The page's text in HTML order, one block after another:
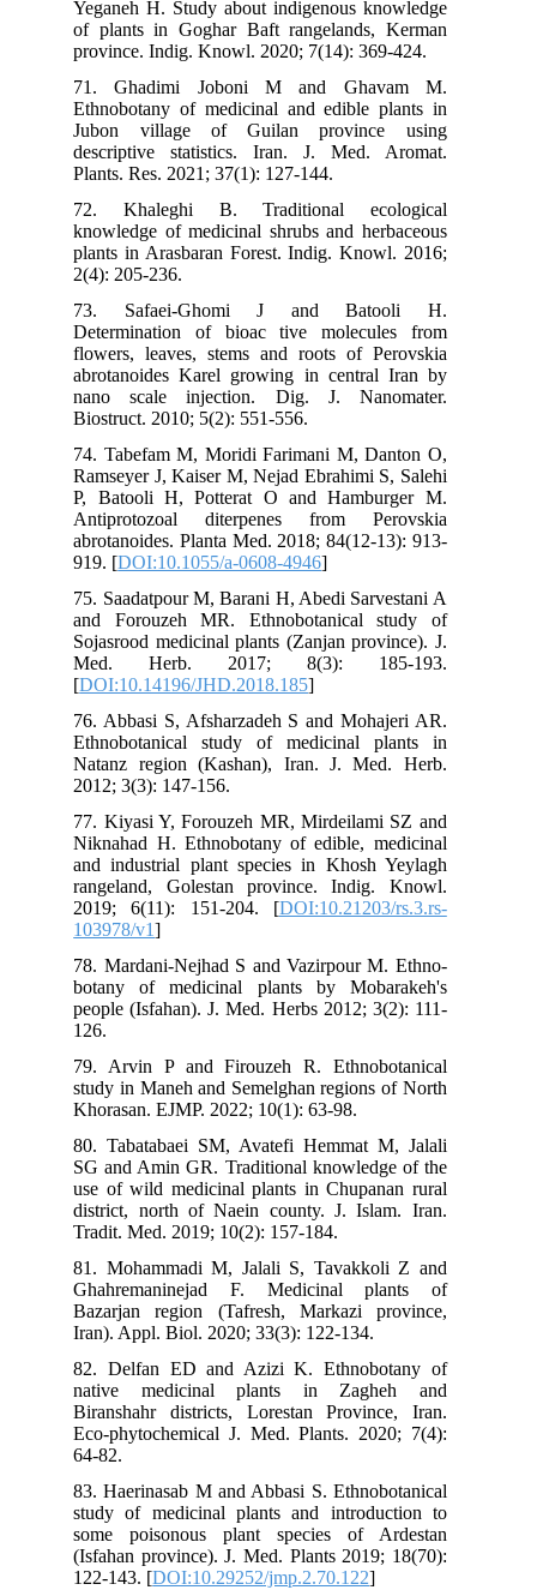
Yeganeh H. Study about indigenous knowledge
of plants in Goghar Baft rangelands, Kerman
province. Indig. Knowl. 2020; 7(14): 369-424.
71. Ghadimi Joboni M and Ghavam M.
Ethnobotany of medicinal and edible plants in
Jubon village of Guilan province using
descriptive statistics. Iran. J. Med. Aromat.
Plants. Res. 2021; 37(1): 127-144.
72. Khaleghi B. Traditional ecological
knowledge of medicinal shrubs and herbaceous
plants in Arasbaran Forest. Indig. Knowl. 2016;
2(4): 205-236.
73. Safaei-Ghomi J and Batooli H.
Determination of bioac tive molecules from
flowers, leaves, stems and roots of Perovskia
abrotanoides Karel growing in central Iran by
nano scale injection. Dig. J. Nanomater.
Biostruct. 2010; 5(2): 551-556.
74. Tabefam M, Moridi Farimani M, Danton O,
Ramseyer J, Kaiser M, Nejad Ebrahimi S, Salehi
P, Batooli H, Potterat O and Hamburger M.
Antiprotozoal diterpenes from Perovskia
abrotanoides. Planta Med. 2018; 84(12-13): 913-
919. [DOI:10.1055/a-0608-4946
75. Saadatpour M, Barani H, Abedi Sarvestani A
and Forouzeh MR. Ethnobotanical study of
Sojasrood medicinal plants (Zanjan province). J.
Med. Herb. 2017; 8(3): 185-193.
[DOI:10.14196/JHD.2018.185
76. Abbasi S, Afsharzadeh S and Mohajeri AR.
Ethnobotanical study of medicinal plants in
Natanz region (Kashan), Iran. J. Med. Herb.
2012; 3(3): 147-156.
77. Kiyasi Y, Forouzeh MR, Mirdeilami SZ and
Niknahad H. Ethnobotany of edible, medicinal
and industrial plant species in Khosh Yeylagh
rangeland, Golestan province. Indig. Knowl.
2019; 6(11): 151-204. [DOI:10.21203/rs.3.rs-
103978/v1
78. Mardani-Nejhad S and Vazirpour M. Ethno-
botany of medicinal plants by Mobarakeh's
people (Isfahan). J. Med. Herbs 2012; 3(2): 111-
126.
79. Arvin P and Firouzeh R. Ethnobotanical
study in Maneh and Semelghan regions of North
Khorasan. EJMP. 2022; 10(1): 63-98.
80. Tabatabaei SM, Avatefi Hemmat M, Jalali
SG and Amin GR. Traditional knowledge of the
use of wild medicinal plants in Chupanan rural
district, north of Naein county. J. Islam. Iran.
Tradit. Med. 2019; 10(2): 157-184.
81. Mohammadi M, Jalali S, Tavakkoli Z and
Ghahremaninejad F. Medicinal plants of
Bazarjan region (Tafresh, Markazi province,
Iran). Appl. Biol. 2020; 33(3): 122-134.
82. Delfan ED and Azizi K. Ethnobotany of
native medicinal plants in Zagheh and
Biranshahr districts, Lorestan Province, Iran.
Eco-phytochemical J. Med. Plants. 2020; 7(4):
64-82.
83. Haerinasab M and Abbasi S. Ethnobotanical
study of medicinal plants and introduction to
some poisonous plant species of Ardestan
(Isfahan province). J. Med. Plants 2019; 18(70):
122-143. [DOI:10.29252/jmp.2.70.122